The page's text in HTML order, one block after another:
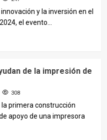
y la inversión en el
el evento...
de la impresión de
308
primera construcción
apoyo de una impresora